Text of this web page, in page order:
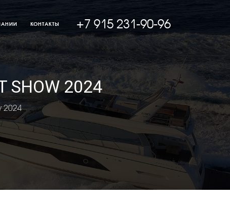
КОНТАКТЫ +7 915 231-90-96
SHOW 2024
2024